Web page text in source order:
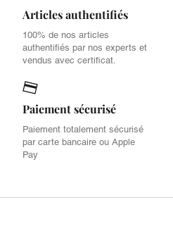
Articles authentifiés
100% de nos articles
authentifiés par nos experts et
vendus avec certificat.
Paiement sécurisé
Paiement totalement sécurisé
par carte bancaire ou Apple
Pay